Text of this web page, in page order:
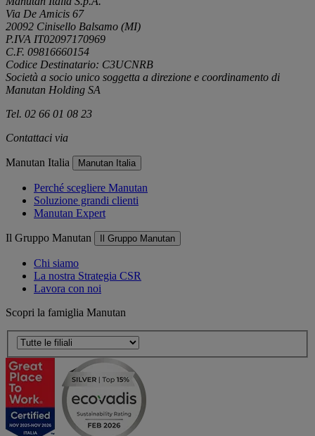
Via De Amicis 67
20092 Cinisello Balsamo (MI)
P.IVA IT02097170969
C.F. 09816660154
Codice Destinatario: C3UCNRB
Società a socio unico soggetta a direzione e coordinamento di
Manutan Holding SA
Tel. 02 66 01 08 23
Contattaci via
Manutan Italia Manutan Italia
Perché scegliere Manutan
Soluzione grandi clienti
Manutan Expert
Il Gruppo Manutan Il Gruppo Manutan
Chi siamo
La nostra Strategia CSR
Lavora con noi
Scopri la famiglia Manutan